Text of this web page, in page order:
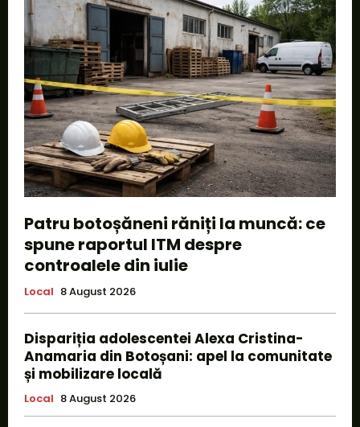
Patru botoșăneni răniți la muncă: ce
spune raportul ITM despre
controalele din iulie
Local 8 August 2026
Dispariția adolescentei Alexa Cristina-
Anamaria din Botoșani: apel la comunitate
și mobilizare locală
Local 8 August 2026